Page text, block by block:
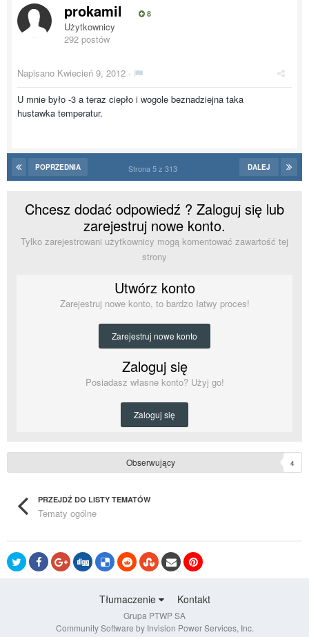
prokamil 8
Użytkownicy
292 postów
Napisano Kwiecień 9, 2012 ·
U mnie było -3 a teraz ciepło i wogole beznadziejna taka
hustawka temperatur.
POPRZEDNIA DALEJ
Strona 5 z 313
Chcesz dodać odpowiedź ? Zaloguj się lub
zarejestruj nowe konto.
Tylko zarejestrowani użytkownicy mogą komentować zawartość tej
strony
Utwórz konto
Zarejestruj nowe konto, to bardzo łatwy proces!
Zarejestruj nowe konto
Zaloguj się
Posiadasz własne konto? Użyj go!
Zaloguj się
Obserwujący 4
PRZEJDŹ DO LISTY TEMATÓW
Tematy ogólne
Tłumaczenie Kontakt
Grupa PTWP SA
Community Software by Invision Power Services, Inc.